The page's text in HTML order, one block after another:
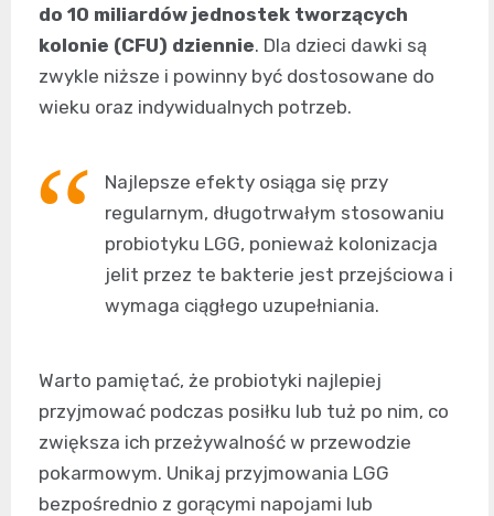
do 10 miliardów jednostek tworzących
kolonie (CFU) dziennie. Dla dzieci dawki są
zwykle niższe i powinny być dostosowane do
wieku oraz indywidualnych potrzeb.
Najlepsze efekty osiąga się przy
regularnym, długotrwałym stosowaniu
probiotyku LGG, ponieważ kolonizacja
jelit przez te bakterie jest przejściowa i
wymaga ciągłego uzupełniania.
Warto pamiętać, że probiotyki najlepiej
przyjmować podczas posiłku lub tuż po nim, co
zwiększa ich przeżywalność w przewodzie
pokarmowym. Unikaj przyjmowania LGG
bezpośrednio z gorącymi napojami lub